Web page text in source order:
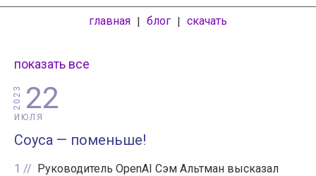
главная | блог | скачать
показать все
22
ИЮЛЯ
2023
Соуса — поменьше!
1
Руководитель OpenAI Сэм Альтман высказал